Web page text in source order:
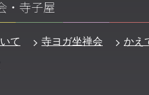
・寺子屋
て 寺ヨガ坐禅会 かえ